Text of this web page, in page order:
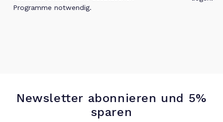
Programme notwendig.
Newsletter abonnieren und 5%
sparen